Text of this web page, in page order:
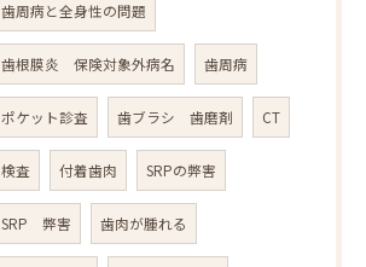
歯周病と全身性の問題
歯根膜炎 保険対象外病名 歯周病
ポケット診査 歯ブラシ 歯磨剤 CT
検査 付着歯肉 SRPの弊害
SRP 弊害 歯肉が腫れる